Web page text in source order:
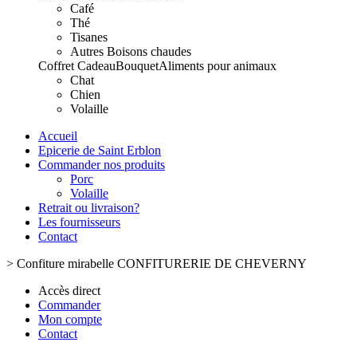
Café
Thé
Tisanes
Autres Boisons chaudes
Coffret CadeauBouquetAliments pour animaux
Chat
Chien
Volaille
Accueil
Epicerie de Saint Erblon
Commander nos produits
Porc
Volaille
Retrait ou livraison?
Les fournisseurs
Contact
> Confiture mirabelle CONFITURERIE DE CHEVERNY
Accès direct
Commander
Mon compte
Contact